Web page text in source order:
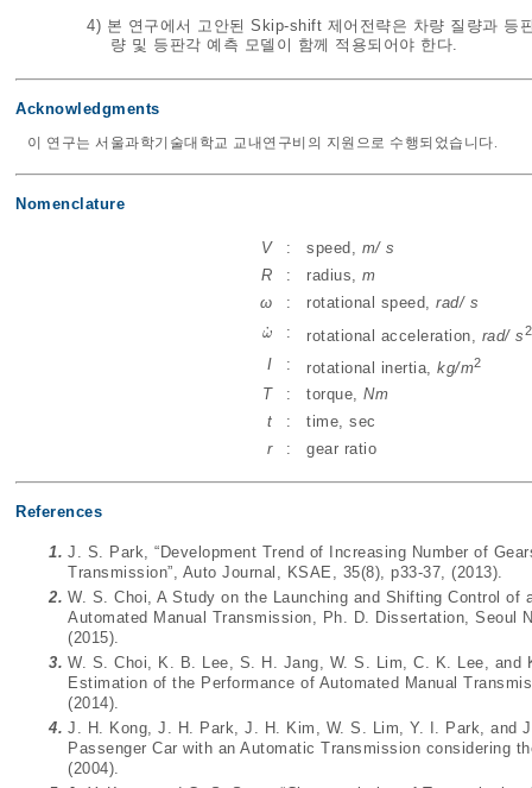
4) 본 연구에서 고안된 Skip-shift 제어전략은 차량 질량과 등
량 및 등판각 예측 모델이 함께 적용되어야 한다.
Acknowledgments
이 연구는 서울과학기술대학교 교내연구비의 지원으로 수행되었습니다.
Nomenclature
V : speed, m/ s
R
: radius, m
ω
: rotational speed, rad/ s
ω
˙
ω : rotational acceleration, rad/ s2
I : rotational inertia, kg/m2
T : torque, Nm
t
:
time, sec
r
: gear ratio
References
1. J. S. Park, “Development Trend of Increasing Number of
Transmission”, Auto Journal, KSAE, 35(8), p33-37, (2013).
2. W. S. Choi, A Study on the Launching and Shifting Control of
Automated Manual Transmission, Ph. D. Dissertation, Seoul
(2015).
3. W. S. Choi, K. B. Lee, S. H. Jang, W. S. Lim, C. K. Lee, and
Estimation of the Performance of Automated Manual
(2014).
4. J. H. Kong, J. H. Park, J. H. Kim, W. S. Lim, Y. I. Park, and
Passenger Car with an Automatic Transmission considering
(2004).